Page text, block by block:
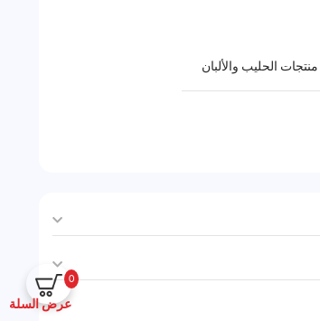
0
عرض السلة
منتجات الحليب والألبان